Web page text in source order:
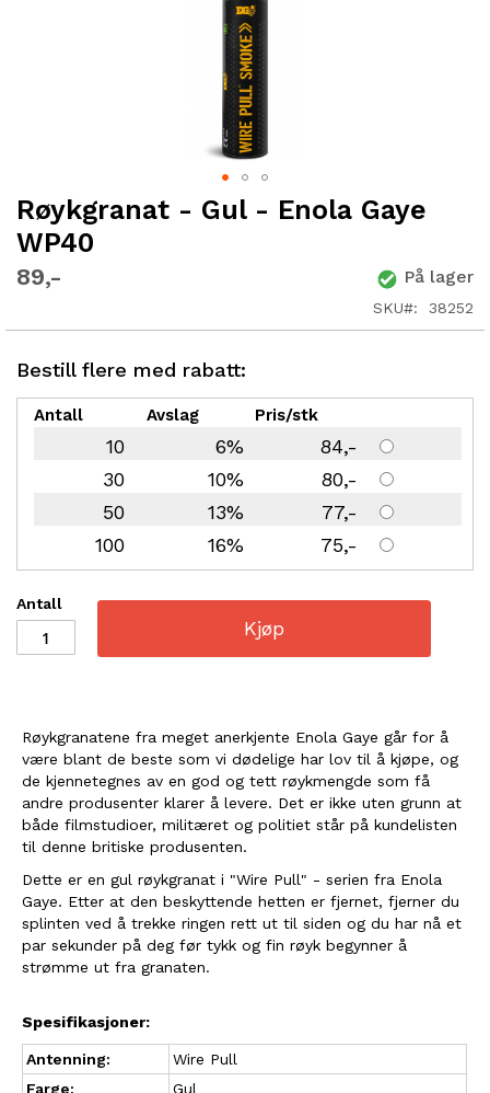
Røykgranat - Gul - Enola Gaye
WP40
89 På lager
SKU 38252
Bestill flere med rabatt:
Antall Avslag Pris/stk
10 6%
84
30
10%
80
50
13%
77
100
16% 75
Antall
Kjøp
Gå
begynnelsen
av
bildegalleri
Røykgranatene fra meget anerkjente Enola Gaye går for å
være blant de beste som vi dødelige har lov til å kjøpe, og
de kjennetegnes av en god og tett røykmengde som få
andre produsenter klarer å levere. Det er ikke uten grunn at
både filmstudioer, militæret og politiet står på kundelisten
til denne britiske produsenten.
Dette er en gul røykgranat i "Wire Pull" - serien fra Enola
Gaye. Etter at den beskyttende hetten er fjernet, fjerner du
splinten ved å trekke ringen rett ut til siden og du har nå et
par sekunder på deg før tykk og fin røyk begynner å
strømme ut fra granaten.
Spesifikasjoner:
Antenning:
Wire Pull
Farge:
Gul